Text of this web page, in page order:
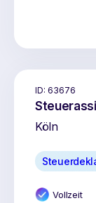
ID: 63676
Köln
Vollzeit